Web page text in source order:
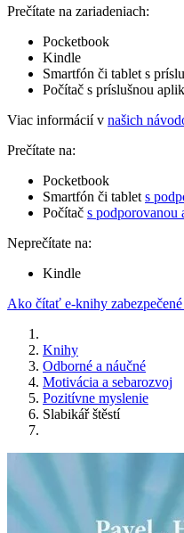
Prečítate na zariadeniach:
Pocketbook
Kindle
Smartfón či tablet s
Počítač s príslušnou
Viac informácií v našich
Prečítate na:
Pocketbook
Smartfón či tablet s
Počítač s podporovanou
Neprečítate na:
Kindle
Ako čítať e-knihy
Knihy
Odborné a náučné
Motivácia a sebarozvoj
Pozitívne myslenie
Slabikář štěstí